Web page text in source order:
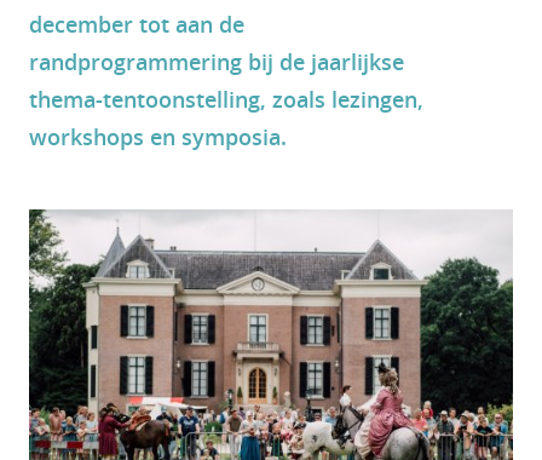
december tot aan de
randprogrammering bij de jaarlijkse
thema-tentoonstelling, zoals lezingen,
workshops en symposia.